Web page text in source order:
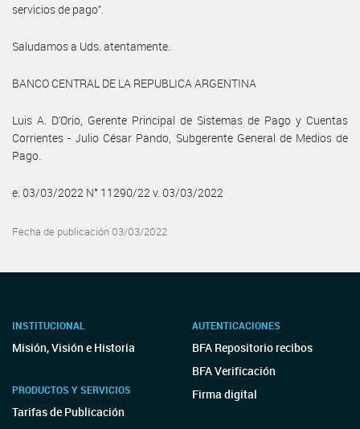
servicios de pago”.
Saludamos a Uds. atentamente.
BANCO CENTRAL DE LA REPUBLICA ARGENTINA
Luis A. D’Orio, Gerente Principal de Sistemas de Pago y Cuentas
Corrientes - Julio César Pando, Subgerente General de Medios de
Pago.
e. 03/03/2022 N° 11290/22 v. 03/03/2022
Fecha de publicación 03/03/2022
INSTITUCIONAL
Misión, Visión e Historia
PRODUCTOS Y SERVICIOS
Tarifas de Publicación
AUTENTICACIONES
BFA Repositorio recibos
BFA Verificación
Firma digital